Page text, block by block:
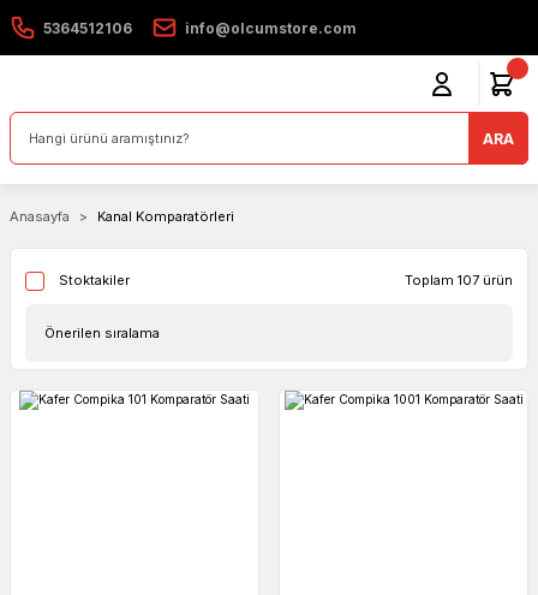
5364512106 info@olcumstore.com
ARA
Anasayfa Kanal Komparatörleri
Stoktakiler Toplam 107 ürün